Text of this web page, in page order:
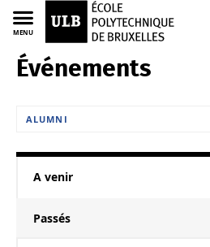
MENU
Ecole polytechnique de Bruxelles
Événements
ALUMNI
A venir
Passés